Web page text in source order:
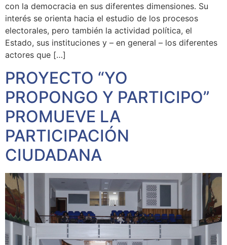
con la democracia en sus diferentes dimensiones. Su
interés se orienta hacia el estudio de los procesos
electorales, pero también la actividad política, el
Estado, sus instituciones y – en general – los diferentes
actores que […]
PROYECTO “YO
PROPONGO Y PARTICIPO”
PROMUEVE LA
PARTICIPACIÓN
CIUDADANA